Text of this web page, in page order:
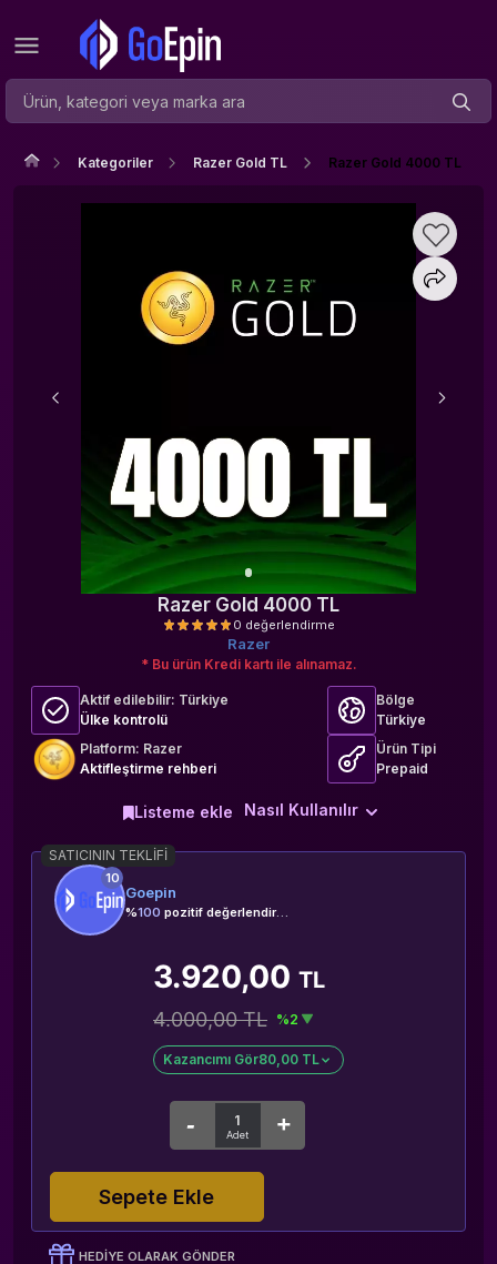
Kategoriler Razer Gold TL Razer Gold 4000 TL
Razer Gold 4000 TL
0 değerlendirme
Razer
* Bu ürün Kredi kartı ile alınamaz.
Aktif edilebilir: Türkiye
Ülke kontrolü
Bölge
Türkiye
Platform: Razer
Aktifleştirme rehberi
Ürün Tipi
Prepaid
Nasıl Kullanılır
Listeme ekle
SATICININ TEKLIFI
10
Goepin
%100 pozitif değerlendirme
3.920,00 TL
4.000,00 TL %2
Kazancımı Gör80,00 TL
Sepete Ekle
HEDIYE OLARAK GÖNDER